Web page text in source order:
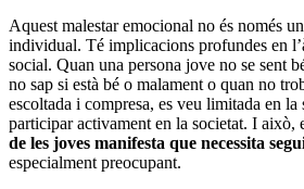
Aquest malestar emocional no és només
individual. Té implicacions profundes en
social. Quan una persona jove no se sent
no sap si està bé o malament o quan no
escoltada i compresa, es veu limitada en la
participar activament en la societat. I això,
de les joves manifesta que necessita
especialment preocupant.